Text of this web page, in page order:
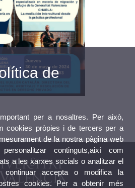
de
per a nosaltres. Per això,
cookies pròpies i de tercers per a
de la nostra pàgina web
continguts,així com
a les xarxes socials o analitzar el
accepta o modifica la
cookies. Per a obtenir més